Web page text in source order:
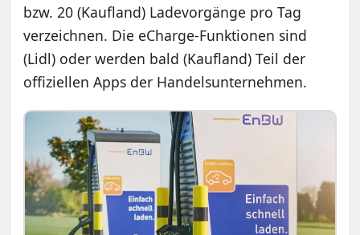
bzw. 20 (Kaufland) Ladevorgänge pro Tag
verzeichnen. Die eCharge-Funktionen sind
(Lidl) oder werden bald (Kaufland) Teil der
offiziellen Apps der Handelsunternehmen.